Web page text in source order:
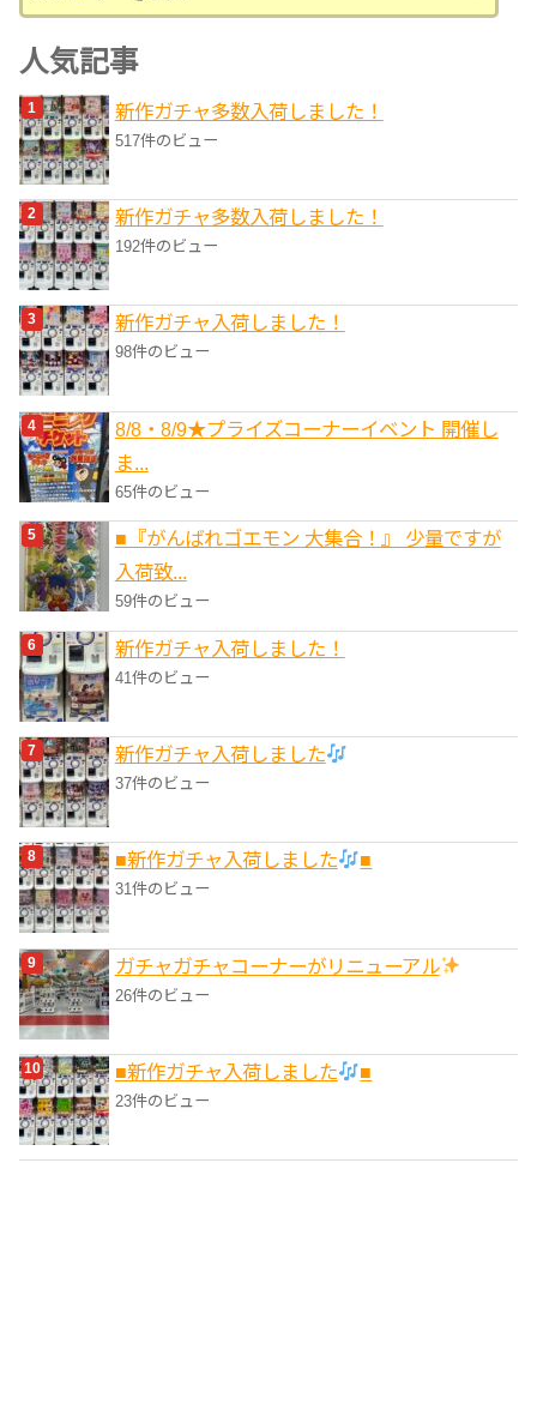
テ
ゴ
リ
ー
人気記事
新作ガチャ多数入荷しました！
517件のビュー
新作ガチャ多数入荷しました！
192件のビュー
新作ガチャ入荷しました！
98件のビュー
8/8・8/9★プライズコーナーイベント 開催し
ま...
65件のビュー
■『がんばれゴエモン 大集合！』 少量ですが
入荷致...
59件のビュー
新作ガチャ入荷しました！
41件のビュー
新作ガチャ入荷しました
37件のビュー
■新作ガチャ入荷しました ■
31件のビュー
ガチャガチャコーナーがリニューアル
26件のビュー
■新作ガチャ入荷しました ■
23件のビュー